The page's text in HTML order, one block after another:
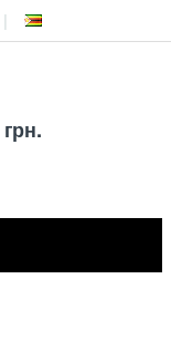
грн.